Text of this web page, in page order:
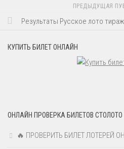
ПРЕДЫДУЩАЯ
Результаты Русское лото
КУПИТЬ БИЛЕТ ОНЛАЙН
ОНЛАЙН ПРОВЕРКА БИЛЕТОВ СТОЛОТО
🔥 ПРОВЕРИТЬ БИЛЕТ ЛОТЕРЕЙ